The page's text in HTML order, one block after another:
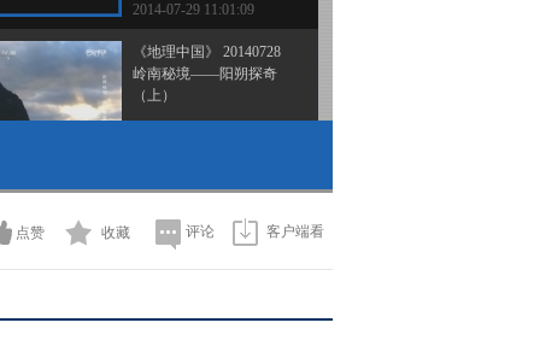
2014-07-29 11:01:09
《地理中国》 20140728
岭南秘境——阳朔探奇
（上）
2014-07-28 11:10:09
《地理中国》 20140727
点赞 收藏 评论 客户端看